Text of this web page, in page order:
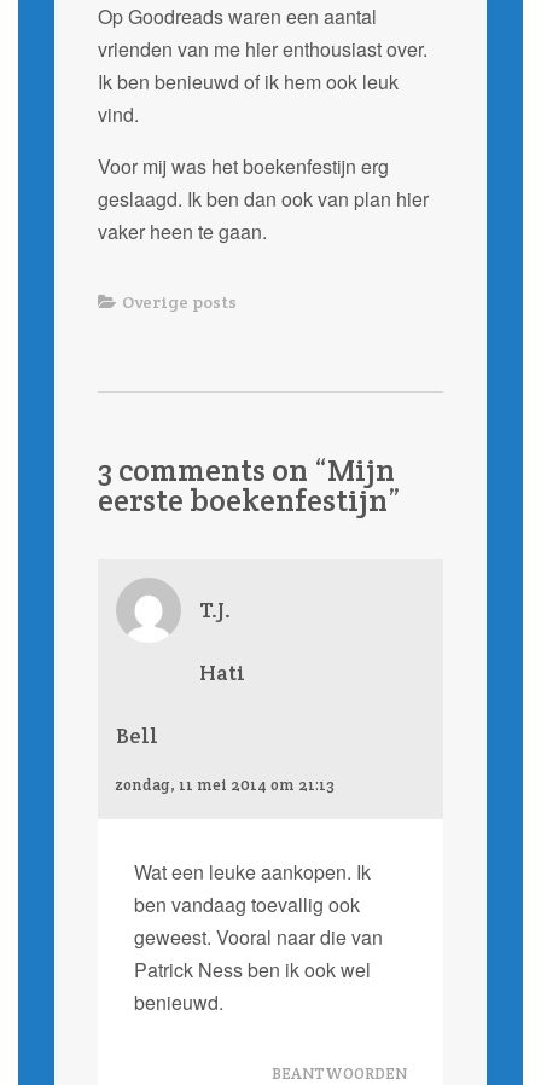
Op Goodreads waren een aantal
vrienden van me hier enthousiast over.
Ik ben benieuwd of ik hem ook leuk
vind.
Voor mij was het boekenfestijn erg
geslaagd. Ik ben dan ook van plan hier
vaker heen te gaan.
Overige posts
3 comments on “Mijn
eerste boekenfestijn”
T.J.
Hati
Bell
zondag, 11 mei 2014 om 21:13
Wat een leuke aankopen. Ik
ben vandaag toevallig ook
geweest. Vooral naar die van
Patrick Ness ben ik ook wel
benieuwd.
BEANTWOORDEN